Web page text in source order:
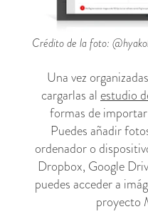
Crédito de la foto:
Una vez
cargarlas al estudio
formas de
Puedes añadir
ordenador o
Dropbox, Google
puedes acceder a
proyecto